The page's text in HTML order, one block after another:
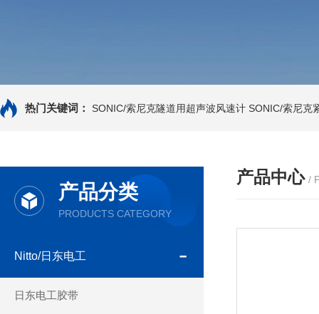
热门关键词： SONIC/索尼克隧道用超声波风速计 SONIC/索尼克
产品分类
PRODUCTS CATEGORY
Nitto/日东电工
日东电工胶带
产品中心 /